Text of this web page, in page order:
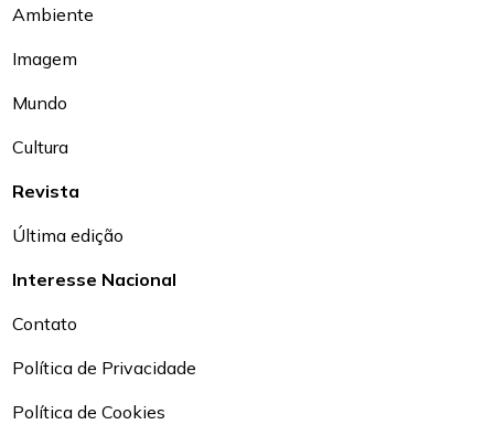
Ambiente
Imagem
Mundo
Cultura
Revista
Última edição
Interesse Nacional
Contato
Política de Privacidade
Política de Cookies